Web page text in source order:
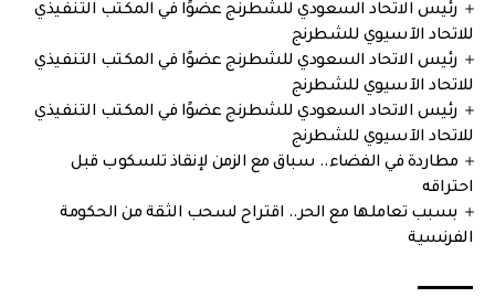
رئيس الاتحاد السعودي للشطرنج عضوًا في المكتب التنفيذي
للاتحاد الآسيوي للشطرنج
رئيس الاتحاد السعودي للشطرنج عضوًا في المكتب التنفيذي
للاتحاد الآسيوي للشطرنج
رئيس الاتحاد السعودي للشطرنج عضوًا في المكتب التنفيذي
للاتحاد الآسيوي للشطرنج
مطاردة في الفضاء.. سباق مع الزمن لإنقاذ تلسكوب قبل
احتراقه
بسبب تعاملها مع الحر.. اقتراح لسحب الثقة من الحكومة
الفرنسية